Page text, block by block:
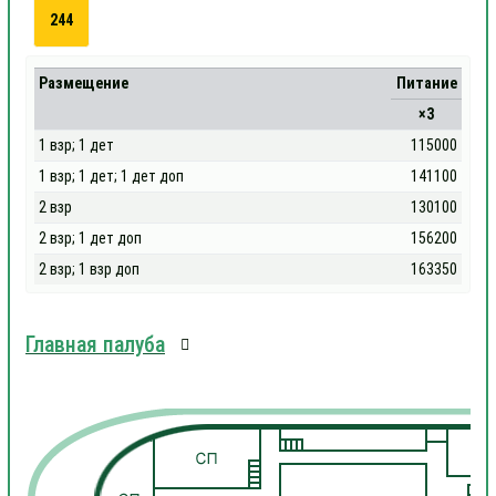
244
Размещение
Питание
×3
1 взр; 1 дет
115000
1 взр; 1 дет; 1 дет доп
141100
2 взр
130100
2 взр; 1 дет доп
156200
2 взр; 1 взр доп
163350
Главная палуба